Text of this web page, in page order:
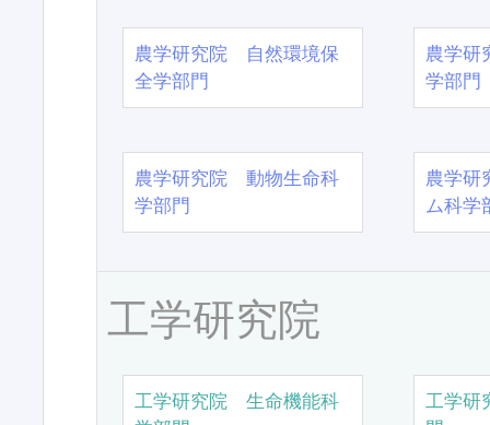
農学研究院 自然環境保
全学部門
農学
学部門
農学研究院 動物生命科
学部門
農学
ム科学
工学研究院
工学研究院 生命機能科
工学研